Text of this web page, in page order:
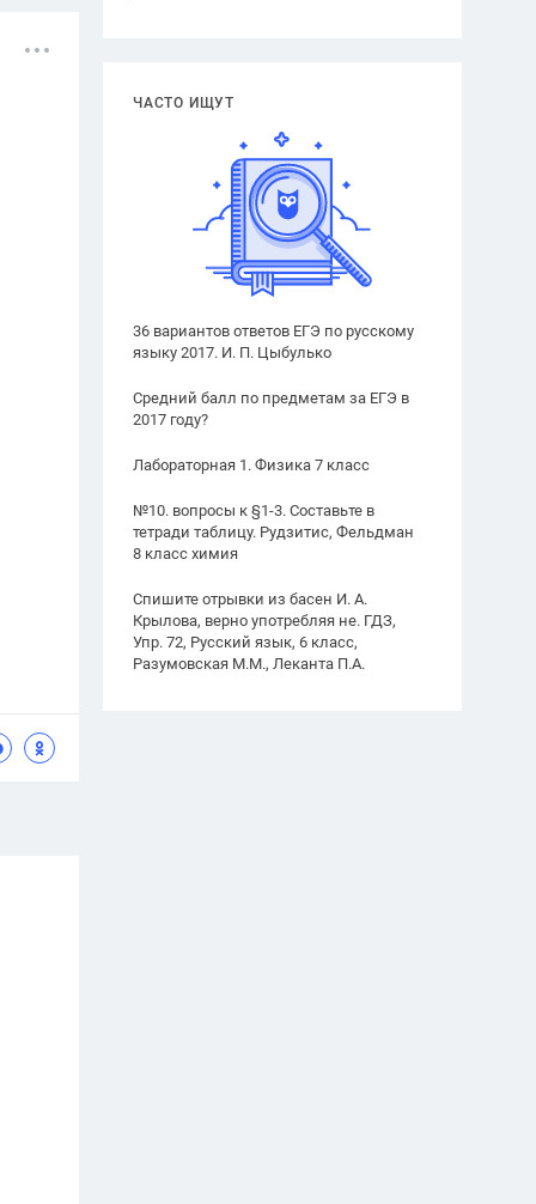
ЧАСТО ИЩУТ
36 вариантов ответов ЕГЭ по русскому
языку 2017. И. П. Цыбулько
Средний балл по предметам за ЕГЭ в
2017 году?
Лабораторная 1. Физика 7 класс
№10. вопросы к §1-3. Составьте в
тетради таблицу. Рудзитис, Фельдман
8 класс химия
Спишите отрывки из басен И. А.
Крылова, верно употребляя не. ГДЗ,
Упр. 72, Русский язык, 6 класс,
Разумовская М.М., Леканта П.А.